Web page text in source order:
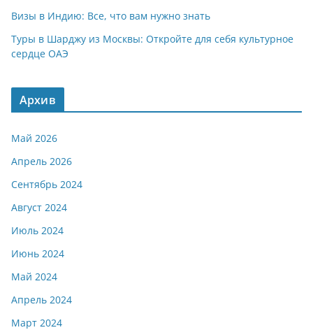
Визы в Индию: Все, что вам нужно знать
Туры в Шарджу из Москвы: Откройте для себя культурное
сердце ОАЭ
Архив
Май 2026
Апрель 2026
Сентябрь 2024
Август 2024
Июль 2024
Июнь 2024
Май 2024
Апрель 2024
Март 2024